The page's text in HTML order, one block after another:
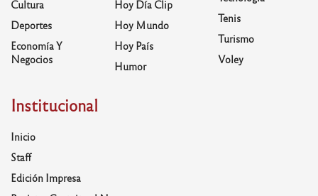
Cultura
Deportes
Economía Y
Negocios
Hoy Día Clip
Hoy Mundo
Hoy País
Humor
Tenis
Turismo
Voley
Institucional
Inicio
Staff
Edición Impresa